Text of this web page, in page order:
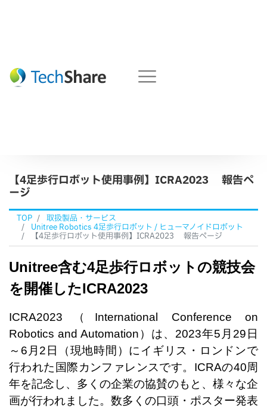
【4足歩行ロボット使用事例】ICRA2023 報告ペ
ージ
TOP 取扱製品・サービス
Unitree Robotics 4足歩行ロボット / ヒューマノイドロボット
【4足歩行ロボット使用事例】ICRA2023 報告ページ
Unitree含む4足歩行ロボットの競技会
を開催したICRA2023
ICRA2023（International Conference on
Robotics and Automation）は、2023年5月29日
～6月2日（現地時間）にイギリス・ロンドンで
行われた国際カンファレンスです。ICRAの40周
年を記念し、多くの企業の協賛のもと、様々な企
画が行われました。数多くの口頭・ポスター発表